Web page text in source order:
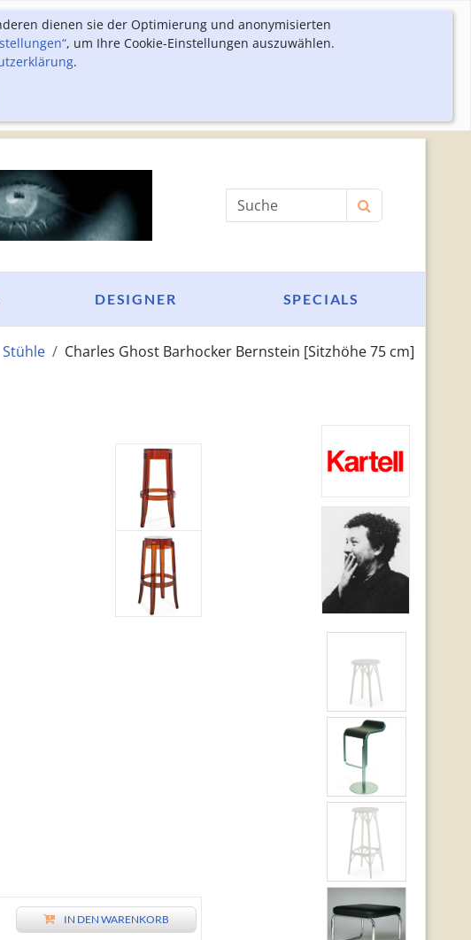
dienen sie der Optimierung und anonymisierten
, um Ihre Cookie-Einstellungen auszuwählen.
.
Produktsuche
SPECIALS
DESIGNER
Stühle Charles Ghost Barhocker Bernstein [Sitzhöhe 75 cm]
IN DEN WARENKORB